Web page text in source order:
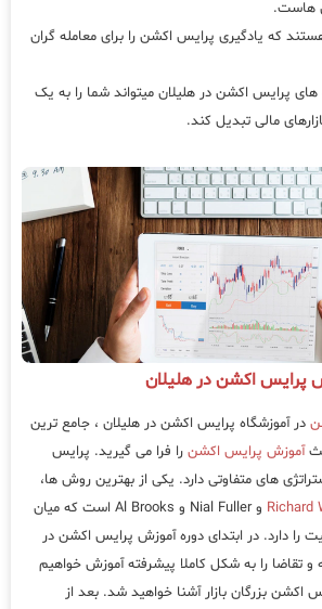
هاست.
که یادگیری پرایس اکشن را برای معامله گران
های پرایس اکشن در هلیلان میتواند شما را به یک
مالی تبدیل کند.
پرایس اکشن در هلیلان
در آموزشگاه پرایس اکشن در هلیلان ، جامع ترین
آموزش پرایس اکشن را فرا می گیرید. پرایس
های متفاوتی دارد. یکی از بهترین روش ها،
Richard
و Nial Fuller و Al Brooks است که میان
را دارد. در ابتدای دوره آموزش پرایس اکشن در
و تقاضا را به شکل کاملا پیشرفته آموزش خواهیم
بزرگان بازار آشنا خواهید شد. بعد از